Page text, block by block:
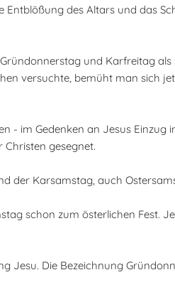
des Altars und das
und Karfreitag als
versuchte, bemüht man sich
- im Gedenken an Jesus Einzug
gesegnet.
der Karsamstag, auch
schon zum österlichen Fest.
Jesu. Die Bezeichnung